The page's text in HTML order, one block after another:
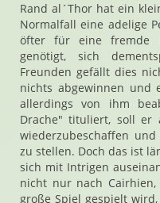
Rand al´Thor hat ein
Normalfall eine adelige
öfter für eine fremde
genötigt, sich
Freunden gefällt dies
nichts abgewinnen und
allerdings von ihm
Drache" tituliert, soll er
wiederzubeschaffen
zu stellen. Doch das ist
sich mit Intrigen
nicht nur nach
große Spiel gespielt